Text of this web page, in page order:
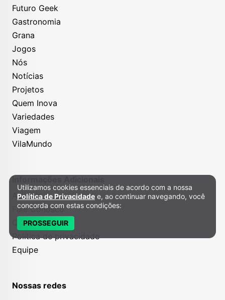
Futuro Geek
Gastronomia
Grana
Jogos
Nós
Notícias
Projetos
Quem Inova
Variedades
Viagem
VilaMundo
Informações Adicionais
Anuncie
Fale Conosco
Quem somos
Política de privacidade
Equipe
Nossas redes
Política de Privacidade e Cookies
Utilizamos cookies essenciais de acordo com a nossa
Política de Privacidade e, ao continuar navegando, você
concorda com estas condições:
PROSSEGUIR